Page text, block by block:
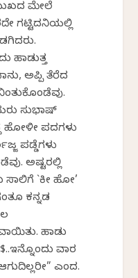
ಮೇಲೆ
ಗಟ್ಟಿದನಿಯಲ್ಲಿ
ಹಾಡುತ್ತ
ಅಪ್ಪಿ ತೆರೆದ
ಸುಭಾಷ್
ಹೋಳೀ ಪದಗಳು
ಪಡ್ಡೆಗಳು
ಅಷ್ಟರಲ್ಲಿ
ಸಾಲಿಗೆ `ಕೀ ಹೋ’
ಕನ್ನಡ
ಹಾಡು
ವಾರ
ಎಂದ.